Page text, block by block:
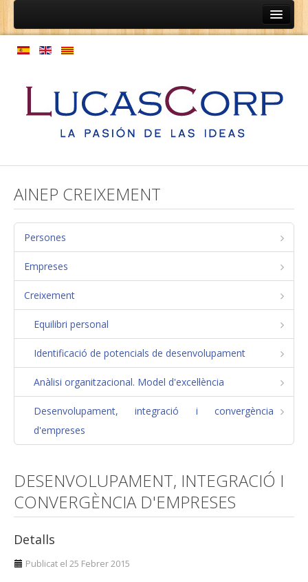
Inici
Programes de coaching
Programes d'orientació professional
Empreses
Estructura laboral
Normatives
Mapa de processos
Pla estratègic
Estratègies d'operació i manteniment
Comunitats de pràctica. Excel·lència en la formació
Creixement
Identificació de potencials de desenvolupament
Anàlisi organitzacional. Model d'excel·lència
Desenvolupament, integració i convergència
d'empreses
AINEP CREIXEMENT
Persones
Empreses
Creixement
Equilibri personal
Identificació de potencials de desenvolupament
Anàlisi organitzacional. Model d'excel·lència
Desenvolupament, integració i convergència
d'empreses
DESENVOLUPAMENT, INTEGRACIÓ I
CONVERGÈNCIA D'EMPRESES
Detalls
Publicat el 25 Febrer 2015